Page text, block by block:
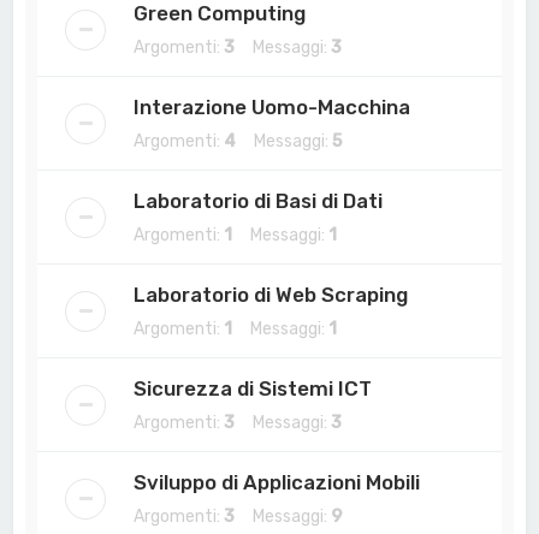
Green Computing
Argomenti: 3 Messaggi: 3
Interazione Uomo-Macchina
Argomenti: 4 Messaggi: 5
Laboratorio di Basi di Dati
Argomenti: 1 Messaggi: 1
Laboratorio di Web Scraping
Argomenti: 1 Messaggi: 1
Sicurezza di Sistemi ICT
Argomenti: 3 Messaggi: 3
Sviluppo di Applicazioni Mobili
Argomenti: 3 Messaggi: 9